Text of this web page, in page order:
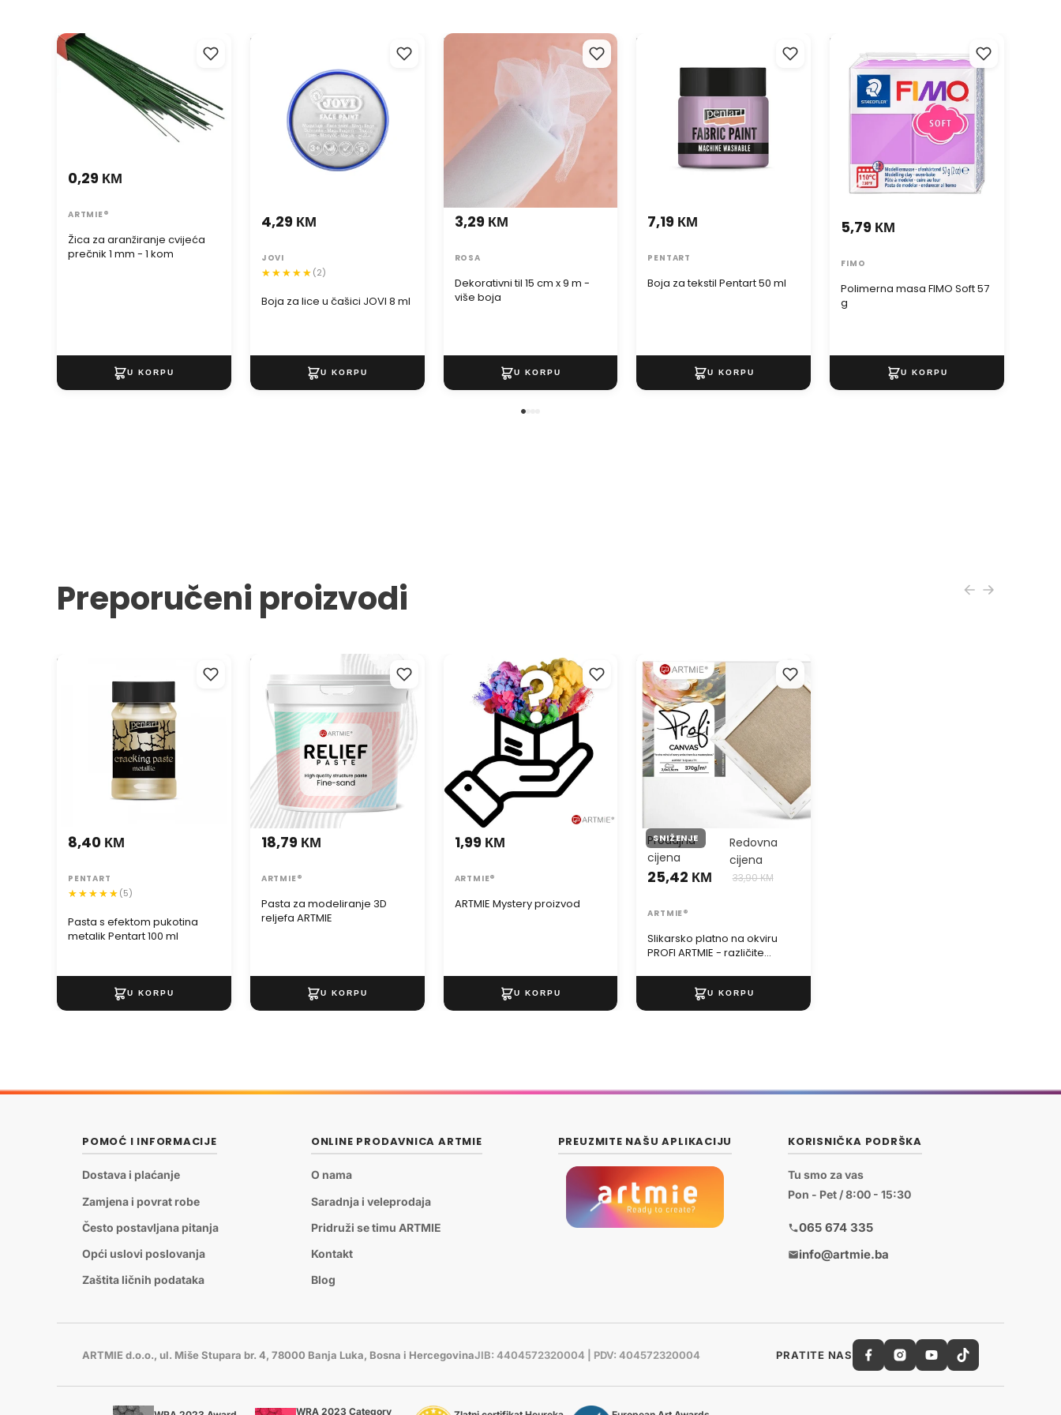
Žica za aranžiranje cvijeća
prečnik 1 mm - 1 kom
Žica za aranžiranje cvijeća
prečnik 1 mm - 1 kom
0,29 КМ
ARTMIE®
Boja za lice u čašici JOVI 8 ml
Boja za lice u čašici JOVI 8 ml
4,29 КМ
JOVI
(2)
Dekorativni til 15 cm x 9 m -
Dekorativni til 15 cm x 9 m -
više boja
3,29 КМ
ROSA
Boja za tekstil Pentart 50 ml
Boja za tekstil Pentart 50 ml
7,19 КМ
PENTART
Polimerna masa FIMO Soft 57 g
Polimerna masa FIMO Soft 57
g
5,79 КМ
FIMO
Preporučeni proizvodi
Pasta s efektom pukotina
metalik Pentart 100 ml
Pasta s efektom pukotina
metalik Pentart 100 ml
8,40 КМ
PENTART
(5)
Pasta za modeliranje 3D reljefa
ARTMIE
Pasta za modeliranje 3D
reljefa ARTMIE
18,79 КМ
ARTMIE®
ARTMIE Mystery proizvod
ARTMIE Mystery proizvod
1,99 КМ
ARTMIE®
Slikarsko platno na okviru PROFI
ARTMIE - različite dimenzije
SNIŽENJE
Slikarsko platno na okviru
PROFI ARTMIE - različite
Prodajna
cijena
25,42 КМ
Redovna
cijena
33,90 КМ
ARTMIE®
POMOĆ I INFORMACIJE
Dostava i plaćanje
Zamjena i povrat robe
Često postavljana pitanja
Opći uslovi poslovanja
Zaštita ličnih podataka
ONLINE PRODAVNICA ARTMIE
O nama
Saradnja i veleprodaja
Pridruži se timu ARTMIE
Kontakt
Blog
PREUZMITE NAŠU APLIKACIJU KORISNIČKA PODRŠKA
Tu smo za vas
Pon - Pet / 8:00 - 15:30
065 674 335
info@artmie.ba
ARTMIE d.o.o., ul. Miše Stupara br. 4, 78000 Banja Luka, Bosna i HercegovinaJIB: 4404572320004 | PDV: 404572320004 PRATITE NAS
WRA 2023 Category